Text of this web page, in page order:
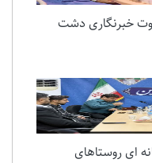
خبرنگاری دشت
ای روستاهای